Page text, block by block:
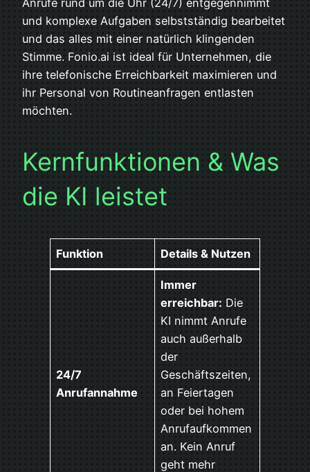
und komplexe Aufgaben selbstständig bearbeitet
und das alles mit einer natürlich klingenden
Stimme. Fonio.ai ist ideal für Unternehmen, die
ihre telefonische Erreichbarkeit maximieren und
ihr Personal von Routineanfragen entlasten
möchten.
Kernfunktionen & Was
die KI leistet
Funktion Details & Nutzen
24/7
Anrufannahme
Immer
erreichbar: Die
KI nimmt Anrufe
auch außerhalb
der
Geschäftszeiten,
an Feiertagen
oder bei hohem
Anrufaufkommen
an. Kein Anruf
geht mehr